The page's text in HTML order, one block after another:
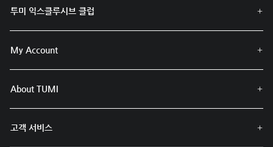
투미 익스클루시브 클럽
My Account
About TUMI
고객 서비스